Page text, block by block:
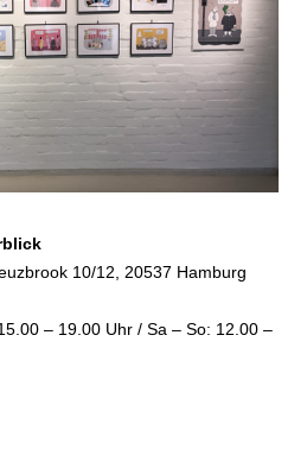
10/12, 20537 Hamburg
– 19.00 Uhr / Sa – So: 12.00 –